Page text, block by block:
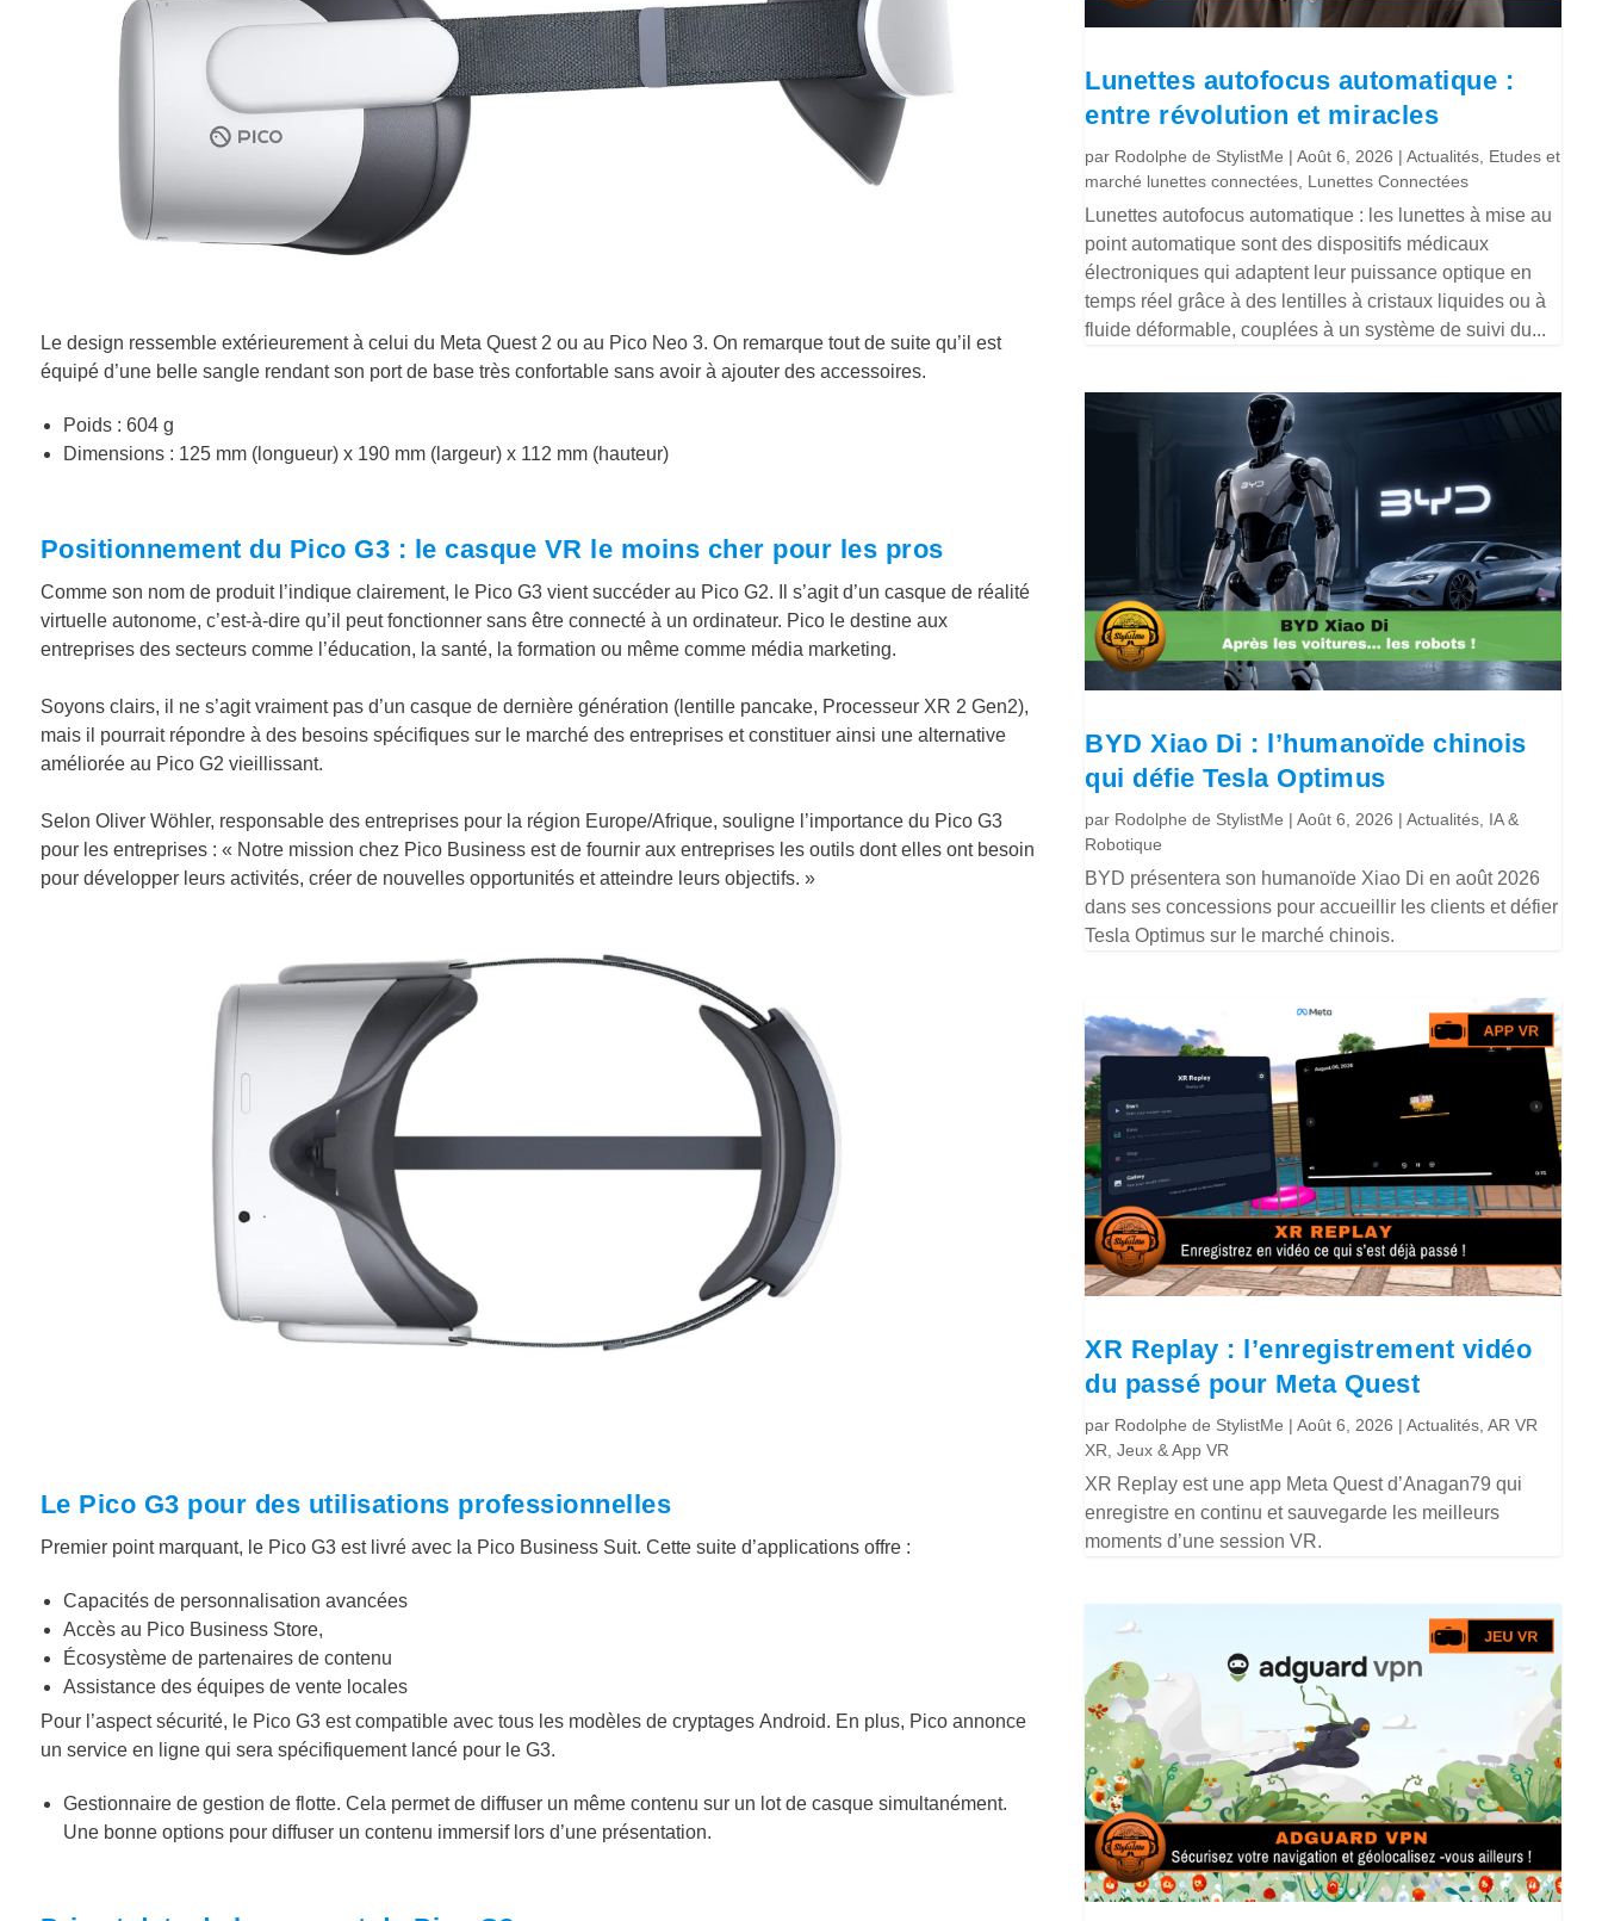
Le design ressemble extérieurement à celui du Meta Quest 2 ou au Pico Neo 3. On remarque tout de suite qu’il est
équipé d’une belle sangle rendant son port de base très confortable sans avoir à ajouter des accessoires.
Poids : 604 g
Dimensions : 125 mm (longueur) x 190 mm (largeur) x 112 mm (hauteur)
Positionnement du Pico G3 : le casque VR le moins cher pour les pros
Comme son nom de produit l’indique clairement, le Pico G3 vient succéder au Pico G2. Il s’agit d’un casque de réalité
virtuelle autonome, c’est-à-dire qu’il peut fonctionner sans être connecté à un ordinateur. Pico le destine aux
entreprises des secteurs comme l’éducation, la santé, la formation ou même comme média marketing.
Soyons clairs, il ne s’agit vraiment pas d’un casque de dernière génération (lentille pancake, Processeur XR 2 Gen2),
mais il pourrait répondre à des besoins spécifiques sur le marché des entreprises et constituer ainsi une alternative
améliorée au Pico G2 vieillissant.
Selon Oliver Wöhler, responsable des entreprises pour la région Europe/Afrique, souligne l’importance du Pico G3
pour les entreprises : « Notre mission chez Pico Business est de fournir aux entreprises les outils dont elles ont besoin
pour développer leurs activités, créer de nouvelles opportunités et atteindre leurs objectifs. »
Le Pico G3 pour des utilisations professionnelles
Premier point marquant, le Pico G3 est livré avec la Pico Business Suit. Cette suite d’applications offre :
Capacités de personnalisation avancées
Accès au Pico Business Store,
Écosystème de partenaires de contenu
Assistance des équipes de vente locales
Pour l’aspect sécurité, le Pico G3 est compatible avec tous les modèles de cryptages Android. En plus, Pico annonce
un service en ligne qui sera spécifiquement lancé pour le G3.
Gestionnaire de gestion de flotte. Cela permet de diffuser un même contenu sur un lot de casque simultanément.
Une bonne options pour diffuser un contenu immersif lors d’une présentation.
Lunettes autofocus automatique :
entre révolution et miracles
par Rodolphe de StylistMe |Août 6, 2026 |Actualités Etudes et
marché lunettes connectées Lunettes Connectées
Lunettes autofocus automatique : les lunettes à mise au
point automatique sont des dispositifs médicaux
électroniques qui adaptent leur puissance optique en
temps réel grâce à des lentilles à cristaux liquides ou à
fluide déformable, couplées à un système de suivi du...
BYD Xiao Di : l’humanoïde chinois
qui défie Tesla Optimus
par Rodolphe de StylistMe |Août 6, 2026 |Actualités IA &
Robotique
BYD présentera son humanoïde Xiao Di en août 2026
dans ses concessions pour accueillir les clients et défier
Tesla Optimus sur le marché chinois.
XR Replay : l’enregistrement vidéo
du passé pour Meta Quest
par Rodolphe de StylistMe |Août 6, 2026 |Actualités ,AR VR
XR ,Jeux & App VR
XR Replay est une app Meta Quest d’Anagan79 qui
enregistre en continu et sauvegarde les meilleurs
moments d’une session VR.